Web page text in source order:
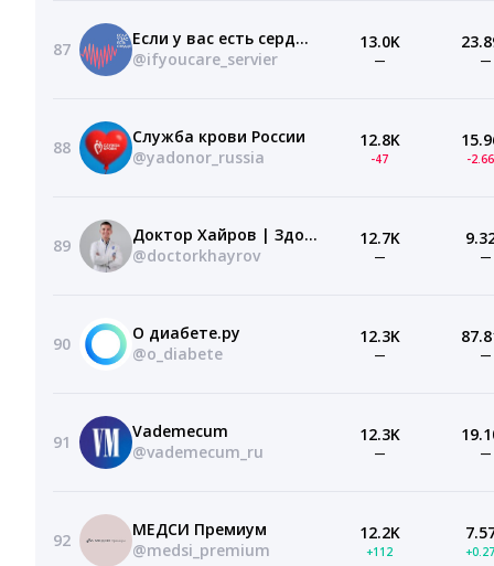
87
Если у вас есть сердце ♥️
@ifyoucare_servier
13.0K
— —
88
Служба крови России
@yadonor_russia
12.8K
-47 -
89
Доктор Хайров | Здоровье без крайностей
@doctorkhayrov
12.7K
— —
90
О диабете.ру
@o_diabete
12.3K
— —
91
Vademecum
@vademecum_ru
12.3K
— —
92
МЕДСИ Премиум
@medsi_premium
12.2K
+112